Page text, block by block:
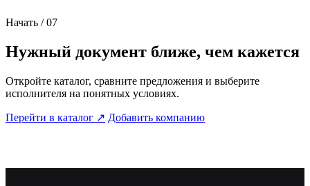
Начать / 07
Нужный документ ближе, чем кажется
Откройте каталог, сравните предложения и выберите
исполнителя на понятных условиях.
Перейти в каталог ↗ Добавить компанию